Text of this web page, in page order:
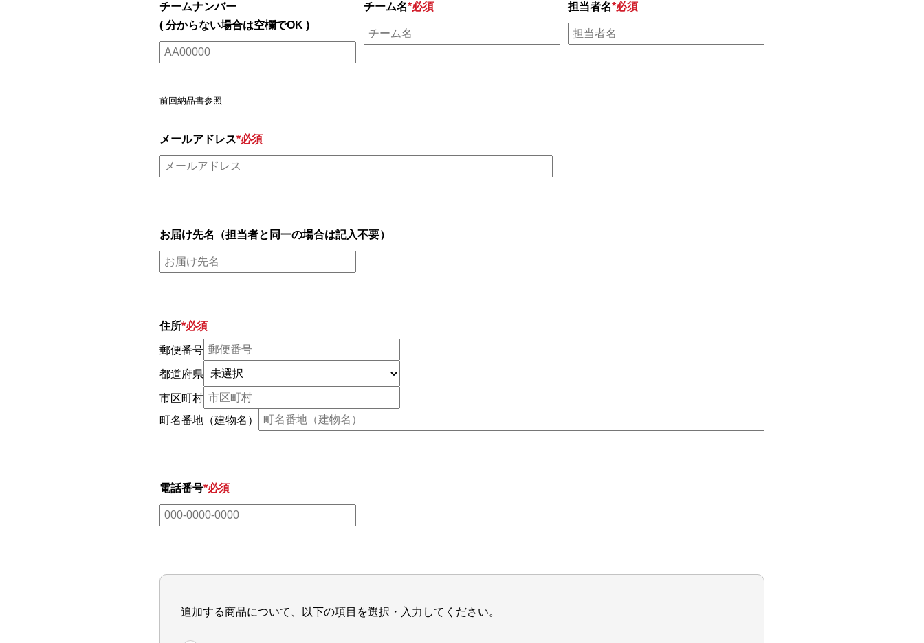
チームナンバー
( 分からない場合は空欄でOK )
前回納品書参照
チーム名*必須 担当者名*必須
メールアドレス*必須
お届け先名（担当者と同一の場合は記入不要）
住所*必須
郵便番号
都道府県
市区町村
町名番地（建物名）
電話番号*必須
追加する商品について、以下の項目を選択・入力してください。